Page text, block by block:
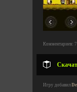
Комментариев:
Игру добавил